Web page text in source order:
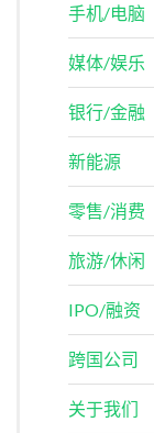
手机/电脑
媒体/娱乐
银行/金融
新能源
零售/消费
旅游/休闲
IPO/融资
跨国公司
关于我们